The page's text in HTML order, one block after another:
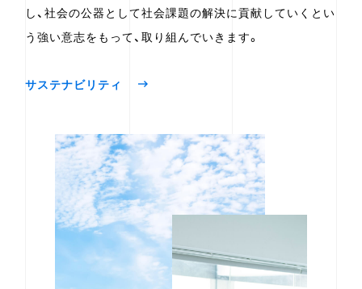
し、社会の公器として社会課題の解決に貢献していくとい
う強い意志をもって、取り組んでいきます。
サステナビリティ